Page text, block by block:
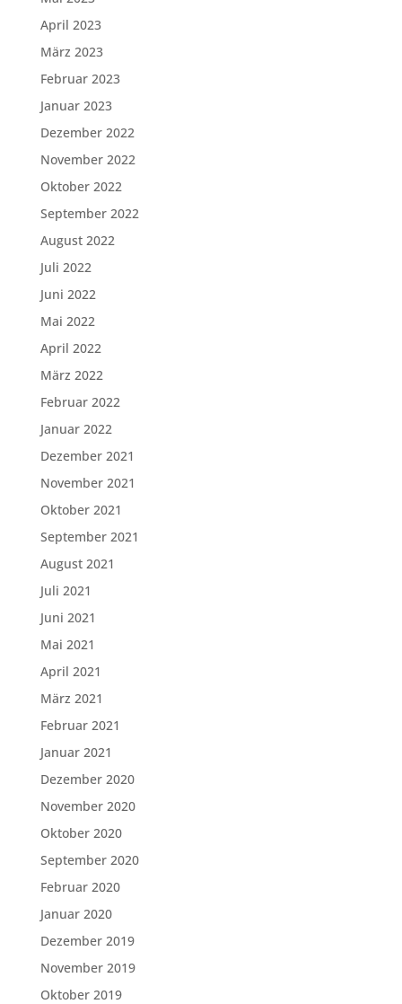
April 2023
März 2023
Februar 2023
Januar 2023
Dezember 2022
November 2022
Oktober 2022
September 2022
August 2022
Juli 2022
Juni 2022
Mai 2022
April 2022
März 2022
Februar 2022
Januar 2022
Dezember 2021
November 2021
Oktober 2021
September 2021
August 2021
Juli 2021
Juni 2021
Mai 2021
April 2021
März 2021
Februar 2021
Januar 2021
Dezember 2020
November 2020
Oktober 2020
September 2020
Februar 2020
Januar 2020
Dezember 2019
November 2019
Oktober 2019